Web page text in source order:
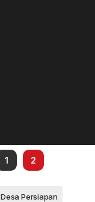
1 2
Desa Persiapan